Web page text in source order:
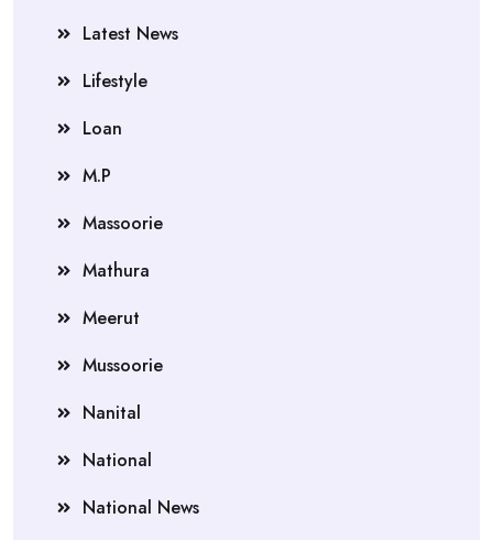
Latest News
Lifestyle
Loan
M.P
Massoorie
Mathura
Meerut
Mussoorie
Nanital
National
National News